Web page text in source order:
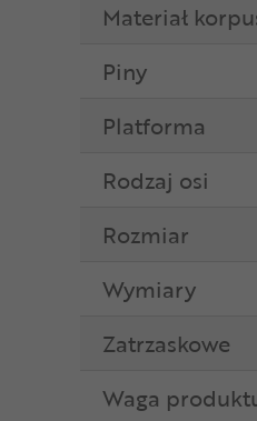
Materiał
Piny
Platforma
Rodzaj osi
Rozmiar
Wymiary
Zatrzaskowe
Waga